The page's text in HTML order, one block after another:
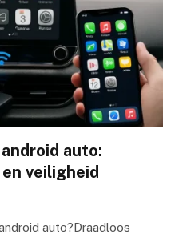
auto:
veiligheid
auto?Draadloos